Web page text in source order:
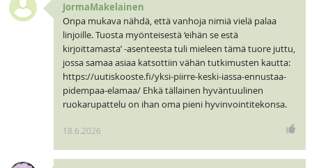
JormaMakelainen
Onpa mukava nähdä, että vanhoja nimiä vielä palaa
linjoille. Tuosta myönteisestä ‘eihän se estä
kirjoittamasta’ -asenteesta tuli mieleen tämä tuore juttu,
jossa samaa asiaa katsottiin vähän tutkimusten kautta:
https://uutiskooste.fi/yksi-piirre-keski-iassa-ennustaa-
pidempaa-elamaa/ Ehkä tällainen hyväntuulinen
ruokarupattelu on ihan oma pieni hyvinvointitekonsa.
18.6.2026